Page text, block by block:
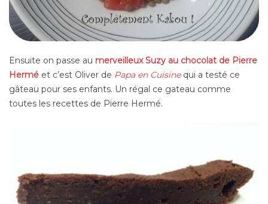
Ensuite on passe au merveilleux Suzy au chocolat de Pierre
Hermé et c’est Oliver de Papa en Cuisinequi a testé ce
gâteau pour ses enfants. Un régal ce gateau comme
toutes les recettes de Pierre Hermé.